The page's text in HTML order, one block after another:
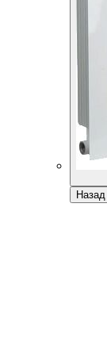
Назад